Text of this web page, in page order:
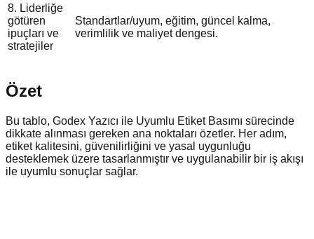
8. Liderliğe
götüren
ipuçları ve
stratejiler
Standartlar/uyum, eğitim, güncel kalma,
verimlilik ve maliyet dengesi.
Özet
Bu tablo, Godex Yazıcı ile Uyumlu Etiket Basımı sürecinde
dikkate alınması gereken ana noktaları özetler. Her adım,
etiket kalitesini, güvenilirliğini ve yasal uygunluğu
desteklemek üzere tasarlanmıştır ve uygulanabilir bir iş akışı
ile uyumlu sonuçlar sağlar.